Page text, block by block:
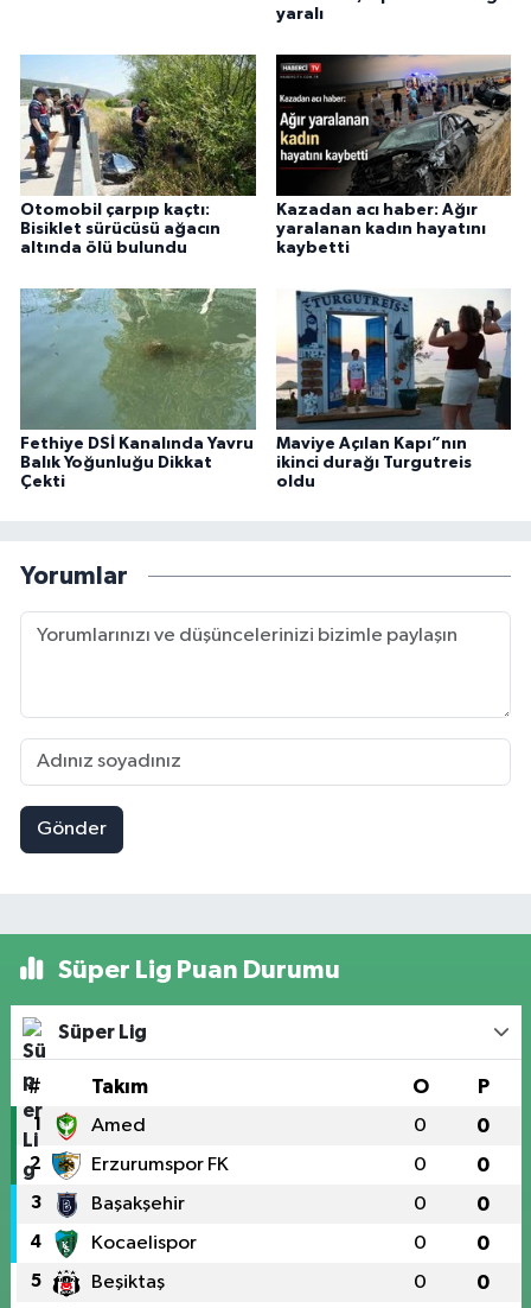
yaralı
Otomobil çarpıp kaçtı:
Bisiklet sürücüsü ağacın
altında ölü bulundu
Kazadan acı haber: Ağır
yaralanan kadın hayatını
kaybetti
Fethiye DSİ Kanalında Yavru
Balık Yoğunluğu Dikkat
Çekti
Maviye Açılan Kapı”nın
ikinci durağı Turgutreis
oldu
Yorumlar
Gönder
Süper Lig Puan Durumu
Süper Lig
# Takım O P
1 Amed 0 0
2 Erzurumspor FK 0 0
3 Başakşehir 0 0
4 Kocaelispor 0 0
5 Beşiktaş 0 0